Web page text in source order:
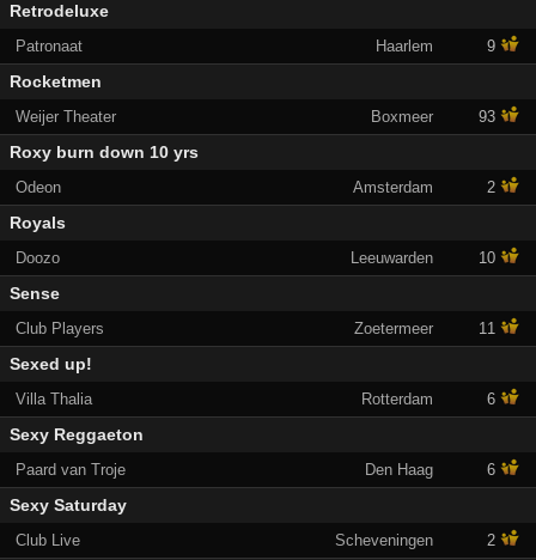
Retrodeluxe
Patronaat Haarlem 9
Rocketmen
Weijer Theater Boxmeer 93
Roxy burn down 10 yrs
Odeon Amsterdam 2
Royals
Doozo Leeuwarden 10
Sense
Club Players Zoetermeer 11
Sexed up!
Villa Thalia Rotterdam 6
Sexy Reggaeton
Paard van Troje Den Haag 6
Sexy Saturday
Club Live Scheveningen 2